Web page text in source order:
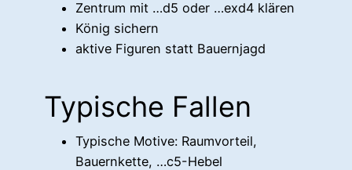
Zentrum mit …d5 oder …exd4 klären
König sichern
aktive Figuren statt Bauernjagd
Typische Fallen
Typische Motive: Raumvorteil,
Bauernkette, …c5-Hebel